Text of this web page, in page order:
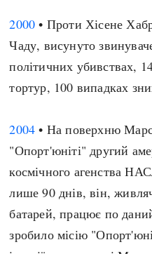
2000 • Проти Хісене
Чаду, висунуто
політичних убивствах,
тортур, 100 випадках
2004 • На поверхню
"Опорт'юніті" другий
космічного агенства
лише 90 днів, він,
батарей, працює по
зробило місію